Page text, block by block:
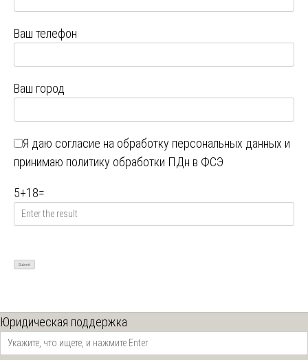
Ваш телефон
Ваш город
Я даю согласие на обработку персональных данных и
принимаю политику обработки ПДн в ФСЭ
5+18=
Юридическая поддержка